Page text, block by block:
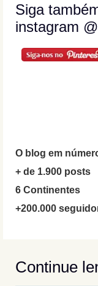
Siga
instagram
O blog em
+ de 1.900 posts
6 Continentes
+200.000
Continue